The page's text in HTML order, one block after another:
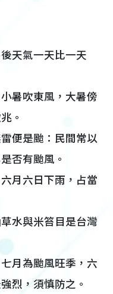
天氣一天比一天
暑吹東風，大暑傍
。
便是颱：民間常以
否有颱風。
月六日下雨，占當
水與米笞目是台灣
月為颱風旺季，六
烈，須慎防之。